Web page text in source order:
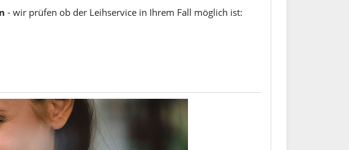
- wir prüfen ob der Leihservice in Ihrem Fall möglich ist: